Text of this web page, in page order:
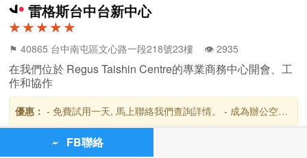
雷格斯台中台新中心
★ ★ ★ ★ ★
⚑ 40865 台中南屯區文心路一段218號23樓 👁️‍ 2935
在我們位於 Regus Taishin Centre的專業商務中心開會、工
作和協作
優惠： - 免費試用一天, 馬上聯絡我們查詢詳情。 - 成為辦公空間
客戶後,可免費使用全球超過3,000個雷格斯商務貴賓室,台灣共設
有10個地點。FB聯絡